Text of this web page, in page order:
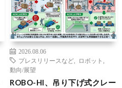
2026.08.06
プレスリリースなど
ロボット
動向/展望
ROBO-HI、吊り下げ式クレー